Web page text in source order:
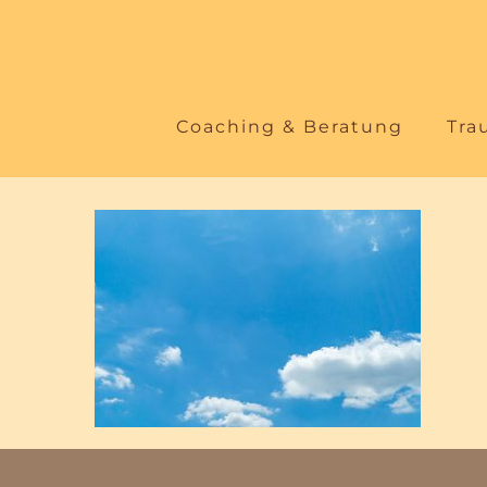
Coaching & Beratung